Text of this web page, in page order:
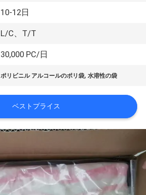
10-12日
L/C、T/T
30,000 PC/日
ポリビニル アルコールのポリ袋,水溶性の袋
ベストプライス